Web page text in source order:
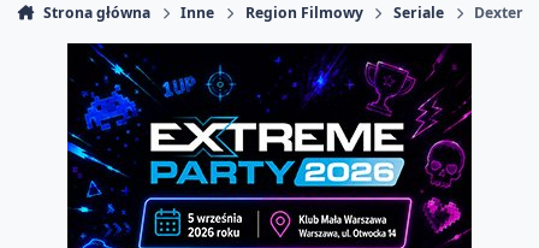
Strona główna Inne Region Filmowy Seriale Dexter